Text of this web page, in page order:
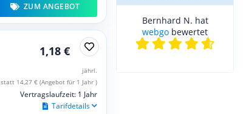
ZUM ANGEBOT
1,18 €
jährl.
statt 14,27 € (Angebot für 1 Jahr )
Vertragslaufzeit: 1 Jahr
Tarifdetails
Bernhard N. hat
webgo bewertet